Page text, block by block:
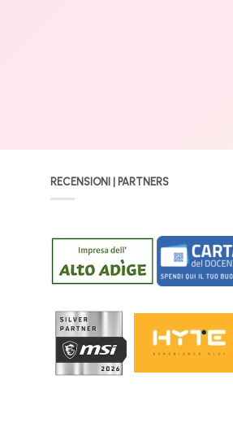
RECENSIONI | PARTNERS